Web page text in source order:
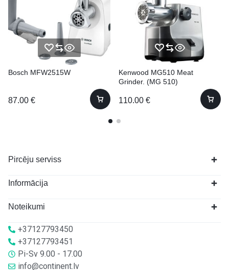
Bosch MFW2515W
87.00 €
Kenwood MG510 Meat
Grinder. (MG 510)
110.00 €
Pircēju serviss
Informācija
Noteikumi
+37127793450
+37127793451
Pi-Sv 9.00 - 17.00
info@continent.lv